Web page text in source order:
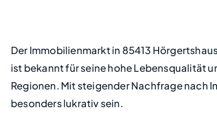
Der Immobilienmarkt in 85413
ist bekannt für seine hohe Lebensqualität
Regionen. Mit steigender Nachfrage nach
besonders lukrativ sein.